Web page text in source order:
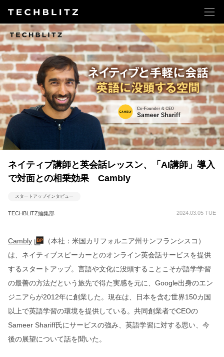
ネイティブ講師と英会話レッスン、「AI講師」導入
で対面との相乗効果 Cambly
スタートアップインタビュー
TECHBLITZ編集部 2024.03.05 TUE
Cambly
（本社：米国カリフォルニア州サンフランシスコ）
は、ネイティブスピーカーとのオンライン英会話サービスを提供
するスタートアップ。言語や文化に没頭することこそが語学学習
の最善の方法だという旅先で得た実感を元に、Google出身のエン
ジニアらが2012年に創業した。現在は、日本を含む世界150カ国
以上で英語学習の環境を提供している。共同創業者でCEOの
Sameer Shariff氏にサービスの強み、英語学習に対する思い、今
後の展望について話を聞いた。